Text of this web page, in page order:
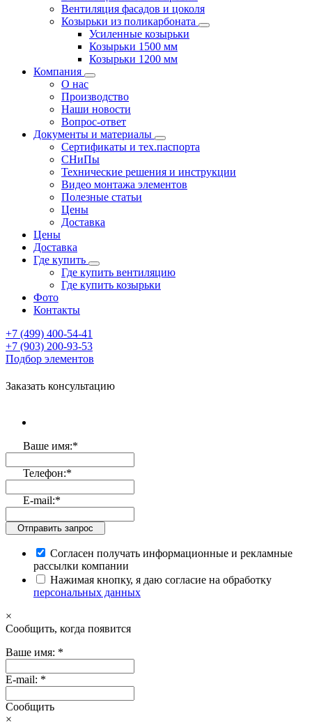
Вентиляция фасадов и цоколя
Козырьки из поликарбоната
Усиленные козырьки
Козырьки 1500 мм
Козырьки 1200 мм
Компания
О нас
Производство
Наши новости
Вопрос-ответ
Документы и материалы
Сертификаты и тех.паспорта
СНиПы
Технические решения и инструкции
Видео монтажа элементов
Полезные статьи
Цены
Доставка
Цены
Доставка
Где купить
Где купить вентиляцию
Где купить козырьки
Фото
Контакты
+7 (499) 400-54-41
+7 (903) 200-93-53
Подбор элементов
Заказать консультацию
Ваше имя:*
Телефон:*
E-mail:*
Отправить запрос
Согласен получать информационные и рекламные
рассылки компании
Нажимая кнопку, я даю согласие на обработку
персональных данных
×
Cообщить, когда появится
Ваше имя: *
E-mail: *
Cообщить
×